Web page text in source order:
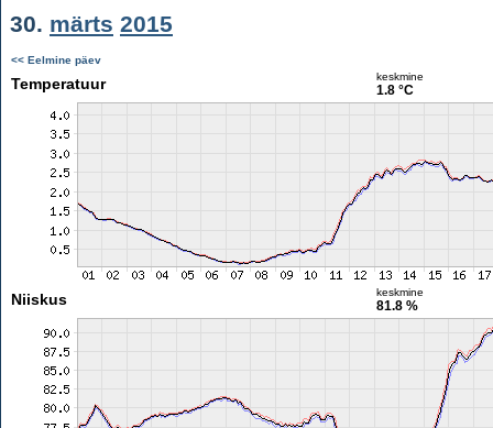
30. märts 2015
<< Eelmine päev
Temperatuur keskmine
1.8 °C
Niiskus keskmine
81.8 %